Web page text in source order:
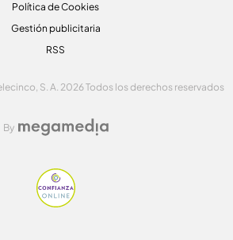
Política de Cookies
Gestión publicitaria
RSS
S. A. 2026 Todos los derechos reservados
By